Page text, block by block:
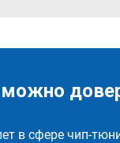
в сфере чип-